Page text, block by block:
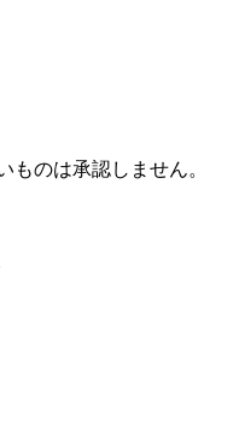
のは承認しません。